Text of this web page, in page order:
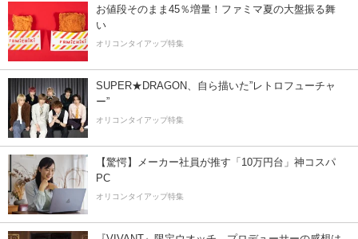
お値段そのまま45％増量！ファミマ夏の大盤振る舞
い
オリコンタイアップ特集
SUPER★DRAGON、自ら描いた”レトロフューチャ
ー”
オリコンタイアップ特集
【驚愕】メーカー社員が推す「10万円台」神コスパ
PC
オリコンタイアップ特集